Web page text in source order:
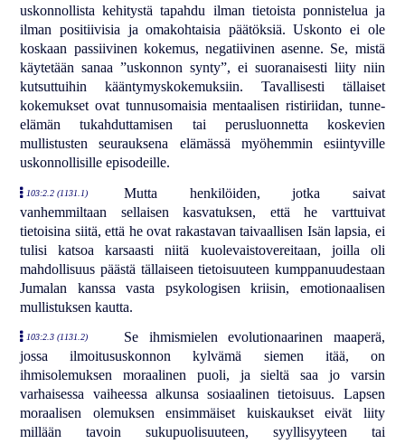
uskonnollista kehitystä tapahdu ilman tietoista ponnistelua ja
ilman positiivisia ja omakohtaisia päätöksiä. Uskonto ei ole
koskaan passiivinen kokemus, negatiivinen asenne. Se, mistä
käytetään sanaa ”uskonnon synty”, ei suoranaisesti liity niin
kutsuttuihin kääntymyskokemuksiin. Tavallisesti tällaiset
kokemukset ovat tunnusomaisia mentaalisen ristiriidan, tunne-
elämän tukahduttamisen tai perusluonnetta koskevien
mullistusten seurauksena elämässä myöhemmin esiintyville
uskonnollisille episodeille.
103:2.2 (1131.1)
Mutta henkilöiden, jotka saivat
vanhemmiltaan sellaisen kasvatuksen, että he varttuivat
tietoisina siitä, että he ovat rakastavan taivaallisen Isän lapsia, ei
tulisi katsoa karsaasti niitä kuolevaistovereitaan, joilla oli
mahdollisuus päästä tällaiseen tietoisuuteen kumppanuudestaan
Jumalan kanssa vasta psykologisen kriisin, emotionaalisen
mullistuksen kautta.
103:2.3 (1131.2)
Se ihmismielen evolutionaarinen maaperä,
jossa ilmoitususkonnon kylvämä siemen itää, on
ihmisolemuksen moraalinen puoli, ja sieltä saa jo varsin
varhaisessa vaiheessa alkunsa sosiaalinen tietoisuus. Lapsen
moraalisen olemuksen ensimmäiset kuiskaukset eivät liity
millään tavoin sukupuolisuuteen, syyllisyyteen tai